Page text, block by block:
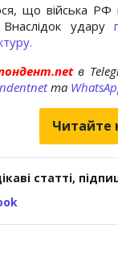
що війська
удару
в
та
Читайте
статті,